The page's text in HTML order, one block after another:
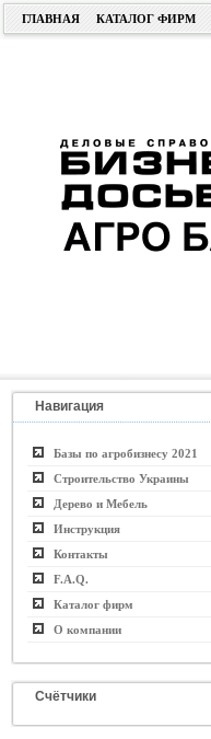
ГЛАВНАЯ КАТАЛОГ ФИРМ
Навигация
Базы по агробизнесу 2021
Строительство Украины
Дерево и Мебель
Инструкция
Контакты
F.A.Q.
Каталог фирм
О компании
Счётчики